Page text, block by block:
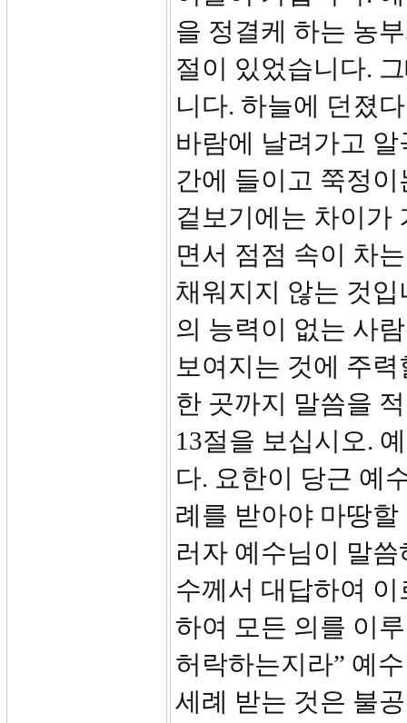
을 정결케 하는 농
절이 있었습니다.
니다. 하늘에 던졌
바람에 날려가고
간에 들이고 쭉정
겉보기에는 차이가
면서 점점 속이 차
채워지지 않는 것
의 능력이 없는 사
보여지는 것에 주
한 곳까지 말씀을
13절을 보십시오.
다. 요한이 당근 예
례를 받아야 마땅
러자 예수님이 말
수께서 대답하여
하여 모든 의를 이
허락하는지라” 예
세례 받는 것은 불